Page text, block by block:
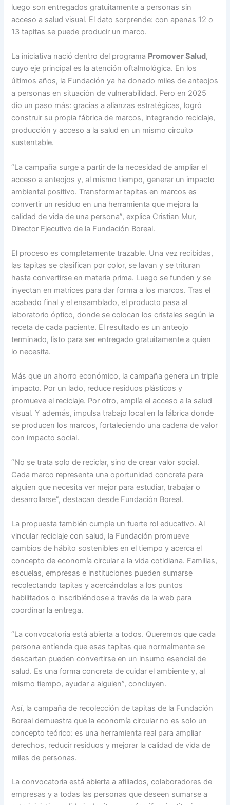
luego son entregados gratuitamente a personas sin
acceso a salud visual. El dato sorprende: con apenas 12 o
13 tapitas se puede producir un marco.
La iniciativa nació dentro del programa Promover Salud,
cuyo eje principal es la atención oftalmológica. En los
últimos años, la Fundación ya ha donado miles de anteojos
a personas en situación de vulnerabilidad. Pero en 2025
dio un paso más: gracias a alianzas estratégicas, logró
construir su propia fábrica de marcos, integrando reciclaje,
producción y acceso a la salud en un mismo circuito
sustentable.
“La campaña surge a partir de la necesidad de ampliar el
acceso a anteojos y, al mismo tiempo, generar un impacto
ambiental positivo. Transformar tapitas en marcos es
convertir un residuo en una herramienta que mejora la
calidad de vida de una persona”, explica Cristian Mur,
Director Ejecutivo de la Fundación Boreal.
El proceso es completamente trazable. Una vez recibidas,
las tapitas se clasifican por color, se lavan y se trituran
hasta convertirse en materia prima. Luego se funden y se
inyectan en matrices para dar forma a los marcos. Tras el
acabado final y el ensamblado, el producto pasa al
laboratorio óptico, donde se colocan los cristales según la
receta de cada paciente. El resultado es un anteojo
terminado, listo para ser entregado gratuitamente a quien
lo necesita.
Más que un ahorro económico, la campaña genera un triple
impacto. Por un lado, reduce residuos plásticos y
promueve el reciclaje. Por otro, amplía el acceso a la salud
visual. Y además, impulsa trabajo local en la fábrica donde
se producen los marcos, fortaleciendo una cadena de valor
con impacto social.
“No se trata solo de reciclar, sino de crear valor social.
Cada marco representa una oportunidad concreta para
alguien que necesita ver mejor para estudiar, trabajar o
desarrollarse”, destacan desde Fundación Boreal.
La propuesta también cumple un fuerte rol educativo. Al
vincular reciclaje con salud, la Fundación promueve
cambios de hábito sostenibles en el tiempo y acerca el
concepto de economía circular a la vida cotidiana. Familias,
escuelas, empresas e instituciones pueden sumarse
recolectando tapitas y acercándolas a los puntos
habilitados o inscribiéndose a través de la web para
coordinar la entrega.
“La convocatoria está abierta a todos. Queremos que cada
persona entienda que esas tapitas que normalmente se
descartan pueden convertirse en un insumo esencial de
salud. Es una forma concreta de cuidar el ambiente y, al
mismo tiempo, ayudar a alguien”, concluyen.
Así, la campaña de recolección de tapitas de la Fundación
Boreal demuestra que la economía circular no es solo un
concepto teórico: es una herramienta real para ampliar
derechos, reducir residuos y mejorar la calidad de vida de
miles de personas.
La convocatoria está abierta a afiliados, colaboradores de
empresas y a todas las personas que deseen sumarse a